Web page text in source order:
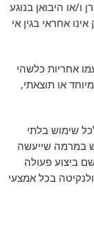
ו/או היבואן בנוגע
אחראי בגין אי
אחריות כלשהי
או תוצאתי,
שימוש בלתי
במרמה שייעשה
ביצוע פעולה
בכל אמצעי